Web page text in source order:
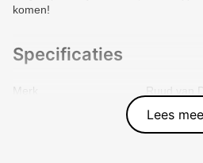
komen!
Specificaties
Merk
Ruud van
Zwart
Metal
Lees